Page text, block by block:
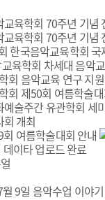
육학회 70주년 기념
육학회 70주년 기념
한국음악교육학회 국
육학회 차세대 음악
회 음악교육 연구 지
회 제50회 여름학술
술주간 유관학회 세
개최
회 여름학술대회 안내
이타 업로드 완료
9일 음악수업 이야